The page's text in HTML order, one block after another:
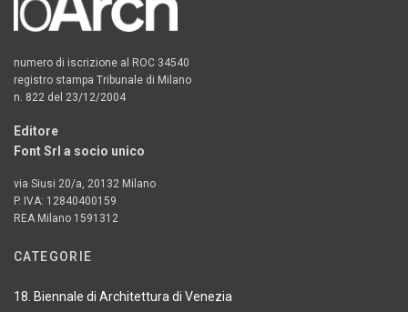
numero di iscrizione al ROC 34540
registro stampa Tribunale di Milano
n. 822 del 23/12/2004
Editore
Font Srl a socio unico
via Siusi 20/a, 20132 Milano
P. IVA: 12840400159
REA Milano 1591312
CATEGORIE
18. Biennale di Architettura di Venezia